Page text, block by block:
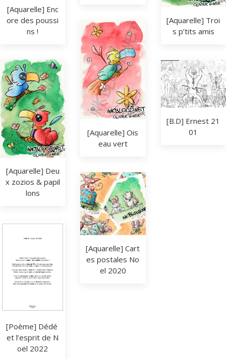
[Aquarelle] Enc
ore des poussi
ns !
[Aquarelle] Troi
s p’tits amis
[Aquarelle] Deu
x zozios & papil
lons
[Aquarelle] Ois
eau vert
[B.D] Ernest 21
01
[Poème] Dédé
et l’esprit de N
oël 2022
[Aquarelle] Cart
es postales No
el 2020